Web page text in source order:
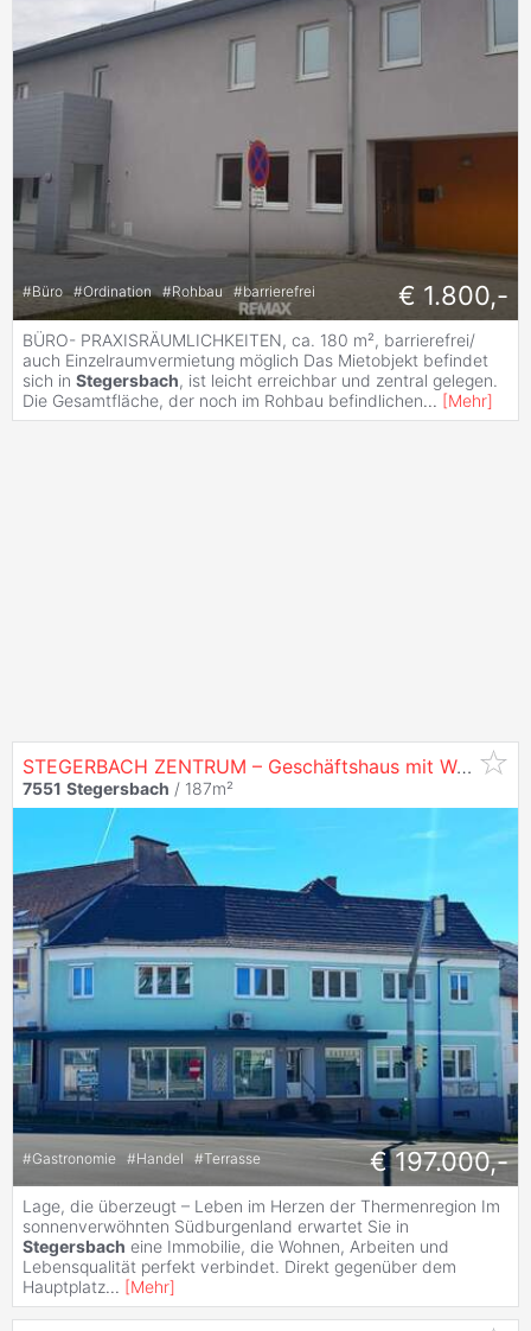
#Büro #Ordination #Rohbau #barrierefrei € 1.800,-
BÜRO- PRAXISRÄUMLICHKEITEN, ca. 180 m², barrierefrei/
auch Einzelraumvermietung möglich Das Mietobjekt befindet
sich in Stegersbach, ist leicht erreichbar und zentral gelegen.
Die Gesamtfläche, der noch im Rohbau befindlichen... [Mehr]
STEGERBACH ZENTRUM – Geschäftshaus mit Wohnung in Toplage mit vielseitigem Potenzial
7551 Stegersbach / 187m²
#Gastronomie #Handel #Terrasse € 197.000,-
Lage, die überzeugt – Leben im Herzen der Thermenregion Im
sonnenverwöhnten Südburgenland erwartet Sie in
Stegersbach eine Immobilie, die Wohnen, Arbeiten und
Lebensqualität perfekt verbindet. Direkt gegenüber dem
Hauptplatz... [Mehr]